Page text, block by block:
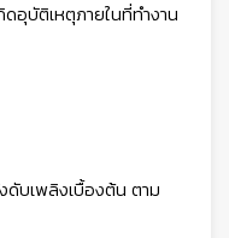
ดอุบัติเหตุภายในที่ทำงาน
บเพลิงเบื้องต้น ตาม